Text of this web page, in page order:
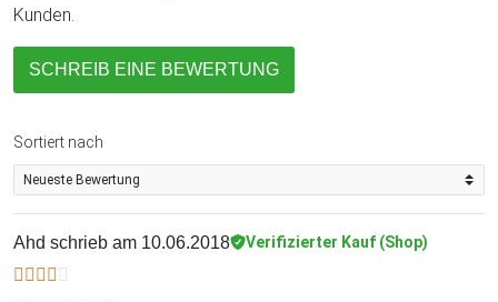
Kunden.
SCHREIB EINE BEWERTUNG
Sortiert nach
Ahd schrieb am 10.06.2018 Verifizierter Kauf (Shop)